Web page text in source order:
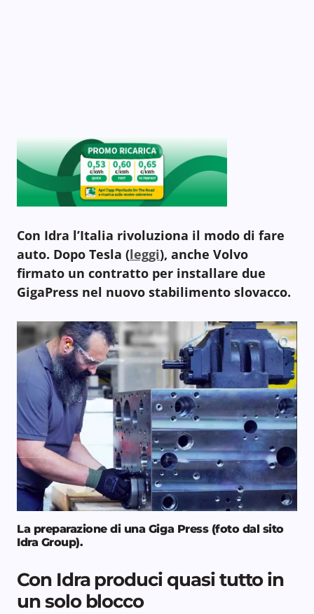
Con Idra l’Italia rivoluziona il modo di fare
auto. Dopo Tesla (leggi), anche Volvo
firmato un contratto per installare due
GigaPress nel nuovo stabilimento slovacco.
La preparazione di una Giga Press (foto dal sito
Idra Group).
Con Idra produci quasi tutto in
un solo blocco